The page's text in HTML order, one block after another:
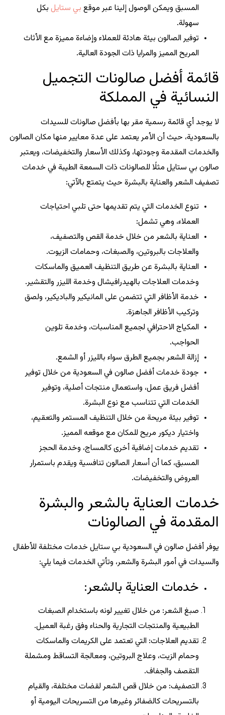
المسبق ويمكن الوصول إلينا عبر موقع بي ستايل بكل
سهولة.
توفير الصالون بيئة هادئة للعملاء وإضاءة مميزة مع الأثاث
المريح المميز والمرايا ذات الجودة العالية.
قائمة أفضل صالونات التجميل
النسائية في المملكة
لا يوجد أي قائمة رسمية مقر بها بأفضل صالونات للسيدات
بالسعودية، حيث أن الأمر يعتمد على عدة معايير منها مكان الصالون
والخدمات المقدمة وجودتها، وكذلك الأسعار والتخفيضات، ويعتبر
صالون بي ستايل مثلًا للصالونات ذات السمعة الطيبة في خدمات
تصفيف الشعر والعناية بالبشرة حيث يتمتع بالآتي:
تنوع الخدمات التي يتم تقديمها حتى تلبي احتياجات
العملاء، وهي تشمل:
العناية بالشعر من خلال خدمة القص والتصفيف،
والعلاجات بالبروتين، والصبغات، وحمامات الزيوت.
العناية بالبشرة عن طريق التنظيف العميق والماسكات
وخدمات العلاجات بالهيدرافيشال وخدمة الليزر والتقشير.
خدمة الأظافر التي تتضمن على المانيكير والباديكير، ولصق
وتركيب الأظافر الجاهزة.
المكياج الاحترافي لجميع المناسبات، وخدمة تلوين
الحواجب.
إزالة الشعر بجميع الطرق سواء بالليزر أو الشمع.
جودة خدمات أفضل صالون في السعودية من خلال توفير
أفضل فريق عمل، واستعمال منتجات أصلية، وتوفير
الخدمات التي تتناسب مع نوع البشرة.
توفير بيئة مريحة من خلال التنظيف المستمر والتعقيم،
واختيار ديكور مريح للمكان مع موقعه المميز.
تقديم خدمات إضافية أخرى كالمساج، وخدمة الحجز
المسبق، كما أن أسعار الصالون تنافسية ويقدم باستمرار
العروض والتخفيضات.
خدمات العناية بالشعر والبشرة
المقدمة في الصالونات
يوفر أفضل صالون في السعودية بي ستايل خدمات مختلفة للأطفال
والسيدات في أمور البشرة والشعر، وتأتي الخدمات فيما يلي:
خدمات العناية بالشعر:
صبغ الشعر: من خلال تغيير لونه باستخدام الصبغات
الطبيعية والمنتجات التجارية والحناء وفق رغبة العميل.
تقديم العلاجات: التي تعتمد على الكريمات والماسكات
وحمام الزيت، وعلاج البروتين، ومعالجة التساقط ومشملة
التقصف والجفاف.
التصفيف: من خلال قص الشعر لقضات مختلفة، والقيام
بالتسريحات كالضفائر وغيرها من التسريحات اليومية أو